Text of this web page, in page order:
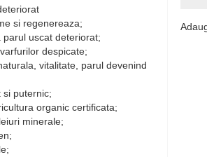
si regenereaza;
parul uscat deteriorat;
despicate;
vitalitate, parul devenind
si puternic;
organic certificata;
minerale;